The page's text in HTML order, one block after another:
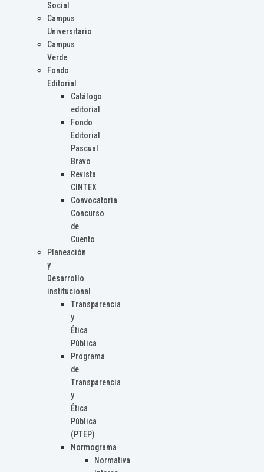
Social
Campus
Universitario
Campus
Verde
Fondo
Editorial
Catálogo
editorial
Fondo
Editorial
Pascual
Bravo
Revista
CINTEX
Convocatoria
Concurso
de
Cuento
Planeación
y
Desarrollo
institucional
Transparencia
y
Ética
Pública
Programa
de
Transparencia
y
Ética
Pública
(PTEP)
Normograma
Normativa